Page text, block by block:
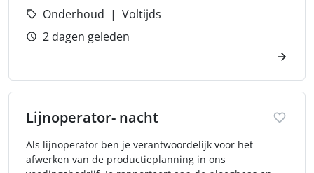
Onderhoud
Voltijds
2 dagen geleden
Lijnoperator- nacht
Als lijnoperator ben je verantwoordelijk voor het
afwerken van de productieplanning in ons